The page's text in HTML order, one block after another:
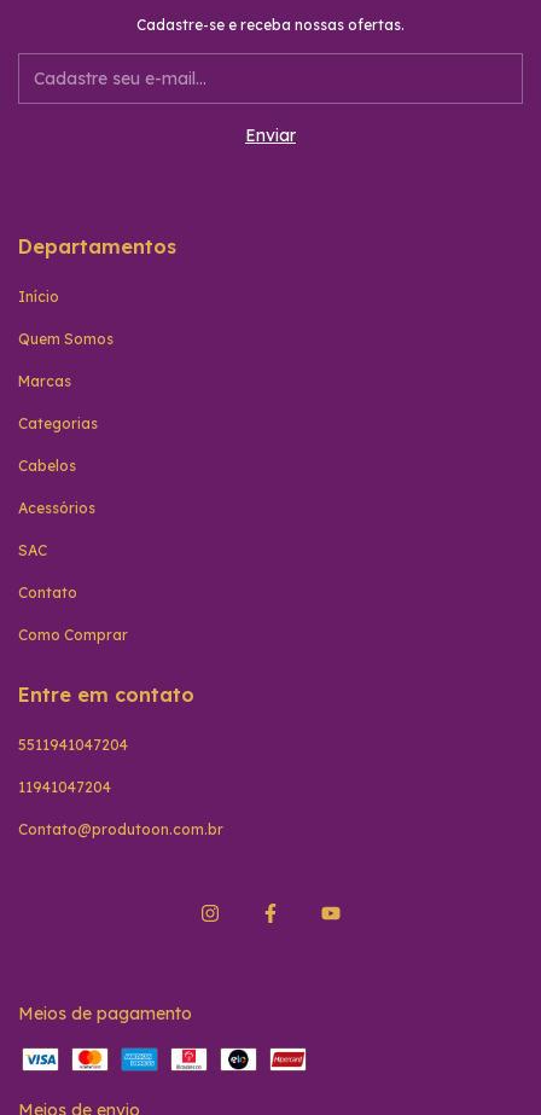
Cadastre-se e receba nossas ofertas.
Departamentos
Início
Quem Somos
Marcas
Categorias
Cabelos
Acessórios
SAC
Contato
Como Comprar
Entre em contato
5511941047204
11941047204
Contato@produtoon.com.br
Meios de pagamento
Meios de envio